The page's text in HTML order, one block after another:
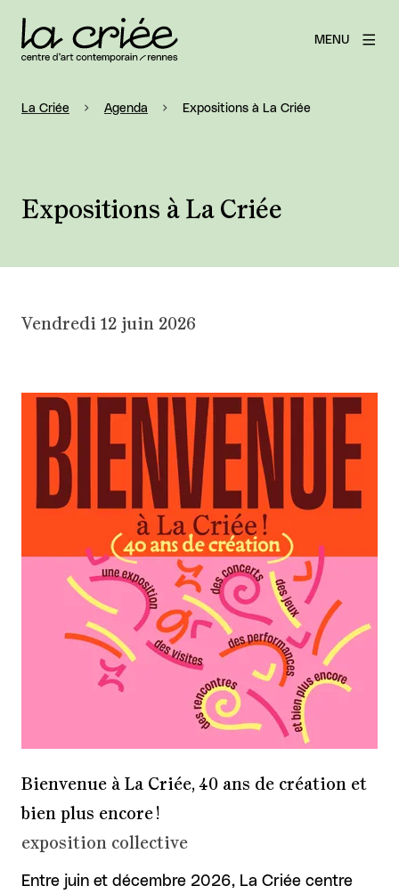
MENU
La Criée Agenda Expositions à La Criée
Expositions à La Criée
Vendredi 12 juin 2026
Bienvenue à La Criée, 40 ans de création et
bien plus encore !
exposition collective
Entre juin et décembre 2026, La Criée centre